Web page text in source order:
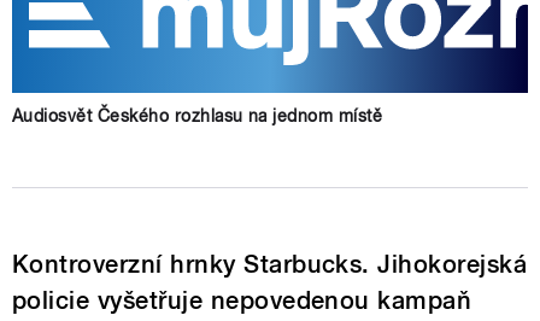
Audiosvět Českého rozhlasu na jednom místě
Kontroverzní hrnky Starbucks. Jihokorejská
policie vyšetřuje nepovedenou kampaň